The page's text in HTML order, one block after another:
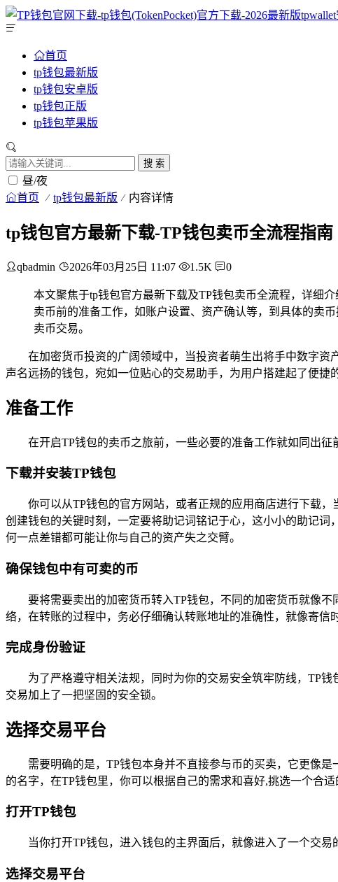
首页
tp钱包最新版
tp钱包安卓版
tp钱包正版
tp钱包苹果版
搜 索
昼/夜
首页 tp钱包最新版 内容详情
tp钱包官方最新下载-TP钱包卖币全流程指南
qbadmin 2026年03月25日 11:07 1.5K 0
本文聚焦于tp钱包官方最新下载及TP钱包卖币全流程，详细
卖币前的准备工作，如账户设置、资产确认等，到具体的卖
卖币交易。
在加密货币投资的广阔领域中，当投资者萌生出将手中数字
声名远扬的钱包，宛如一位贴心的交易助手，为用户搭建起了便捷
准备工作
在开启TP钱包的卖币之旅前，一些必要的准备工作就如同出征
下载并安装TP钱包
你可以从TP钱包的官方网站，或者正规的应用商店进行下载
创建钱包的关键时刻，一定要将助记词铭记于心，这小小的助记
何一点差错都可能让你与自己的资产失之交臂。
确保钱包中有可卖的币
要将需要卖出的加密货币转入TP钱包，不同的加密货币就像
络，在转账的过程中，务必仔细确认转账地址的准确性，就像寄信
完成身份验证
为了严格遵守相关法规，同时为你的交易安全筑牢防线，TP
交易加上了一把坚固的安全锁。
选择交易平台
需要明确的是，TP钱包本身并不直接参与币的买卖，它更像
的名字，在TP钱包里，你可以根据自己的需求和喜好,挑选一个合适
打开TP钱包
当你打开TP钱包，进入钱包的主界面后，就像进入了一个交
选择交易平台